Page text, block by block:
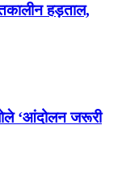
हड़ताल,
‘आंदोलन जरूरी